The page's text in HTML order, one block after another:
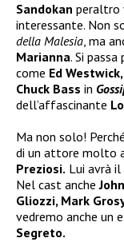
Sandokan peraltro
interessante. Non
della Malesia, ma
Marianna. Si
come Ed Westwick,
Chuck Bass in
dell’affascinante
Ma non solo!
di un attore molto
Preziosi. Lui avrà il
Nel cast anche
Gliozzi, Mark
vedremo anche un
Segreto.